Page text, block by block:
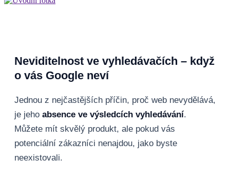
Neviditelnost ve vyhledávačích – když
o vás Google neví
Jednou z nejčastějších příčin, proč web nevydělává,
je jeho absence ve výsledcích vyhledávání.
Můžete mít skvělý produkt, ale pokud vás
potenciální zákazníci nenajdou, jako byste
neexistovali.